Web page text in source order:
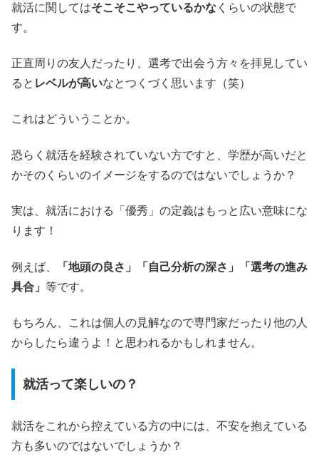
就活に関してはそこそこやっているかな くらいの状態で
す。
正直周りの友人だったり、選考で出会う方々を拝見してい
ると レベルが高いなとつくづく思います（笑）
これはどういうことか。
恐らく就活を経験されていない方ですと、学歴が高いだと
かそのくらいのイメージをするのではないでしょうか？
実は、就活における「優秀」の定義はもっと広い意味にな
ります！
例えば、
「地頭の良さ」「自己分析の深さ」「選考の進み
具合」 等です。
もちろん、これは個人の見解なので専門家だったり他の人
からしたら違うよ！と思われるかもしれません。
就活って楽しいの？
就活をこれから控えている方の中には、不安を抱えている
方も多いのではないでしょうか？